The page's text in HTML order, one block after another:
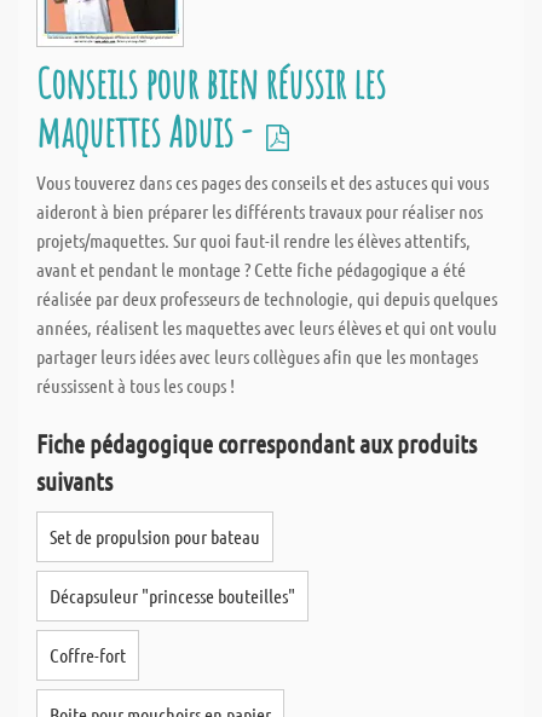
Conseils pour bien réussir les
maquettes Aduis -
Vous touverez dans ces pages des conseils et des astuces qui vous
aideront à bien préparer les différents travaux pour réaliser nos
projets/maquettes. Sur quoi faut-il rendre les élèves attentifs,
avant et pendant le montage ? Cette fiche pédagogique a été
réalisée par deux professeurs de technologie, qui depuis quelques
années, réalisent les maquettes avec leurs élèves et qui ont voulu
partager leurs idées avec leurs collègues afin que les montages
réussissent à tous les coups !
Fiche pédagogique correspondant aux produits
suivants
Set de propulsion pour bateau
Décapsuleur "princesse bouteilles"
Coffre-fort